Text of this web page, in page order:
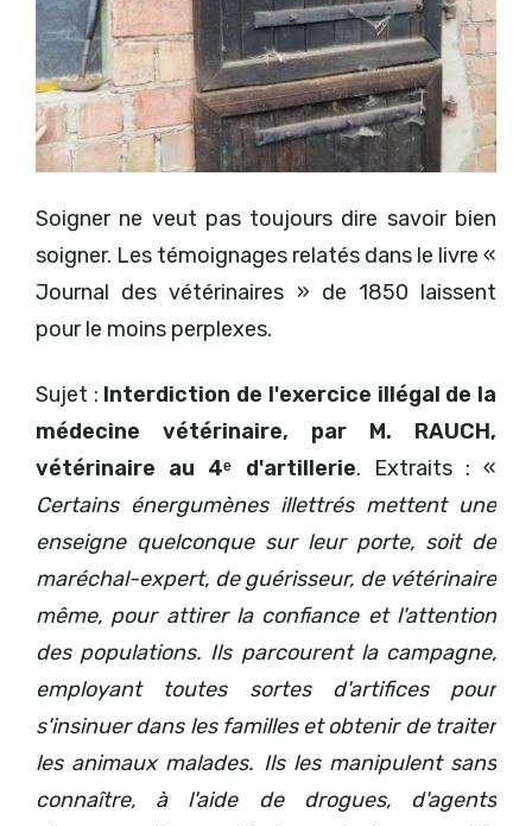
Soigner ne veut pas toujours dire savoir bien
soigner. Les témoignages relatés dans le livre «
Journal des vétérinaires » de 1850 laissent
pour le moins perplexes.
Sujet : Interdiction de l'exercice illégal de la
médecine vétérinaire, par M. RAUCH,
vétérinaire au 4ᵉ d'artillerie. Extraits : «
Certains énergumènes illettrés mettent une
enseigne quelconque sur leur porte, soit de
maréchal-expert, de guérisseur, de vétérinaire
même, pour attirer la confiance et l'attention
des populations. Ils parcourent la campagne,
employant toutes sortes d'artifices pour
s'insinuer dans les familles et obtenir de traiter
les animaux malades. Ils les manipulent sans
connaître, à l'aide de drogues, d'agents